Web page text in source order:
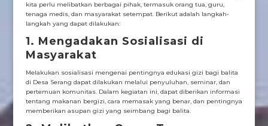
kita perlu melibatkan berbagai pihak, termasuk orang tua, guru,
tenaga medis, dan masyarakat setempat. Berikut adalah langkah-
langkah yang dapat dilakukan:
1. Mengadakan Sosialisasi di
Masyarakat
Melakukan sosialisasi mengenai pentingnya edukasi gizi bagi balita
di Desa Serang dapat dilakukan melalui penyuluhan, seminar, dan
pertemuan komunitas. Dalam kegiatan ini, dapat diberikan informasi
tentang makanan bergizi, cara memasak yang benar, dan pentingnya
memberikan asupan gizi yang seimbang bagi balita.